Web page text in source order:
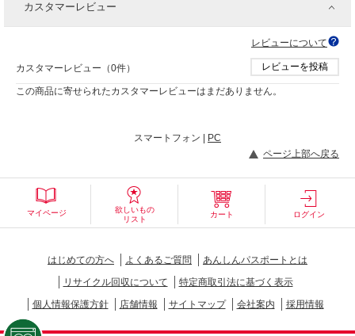
カスタマーレビュー
レビューについて
カスタマーレビュー（0件） レビューを投稿
この商品に寄せられたカスタマーレビューはまだありません。
スマートフォン |
PC
ページ上部へ戻る
マイページ
欲しいもの
リスト
カート ログイン
はじめての方へ よくあるご質問
あんしんパスポートとは
リサイクル回収について
特定商取引法に基づく表示
個人情報保護方針
店舗情報 サイトマップ 会社案内 採用情報